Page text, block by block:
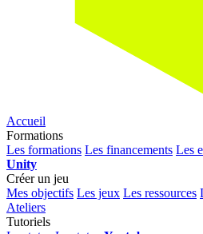
Accueil
Formations
Les formations Les financements Les
Unity
Créer un jeu
Mes objectifs Les jeux Les ressources
Ateliers
Tutoriels